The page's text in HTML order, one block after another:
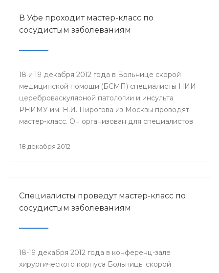
В Уфе проходит мастер-класс по
сосудистым заболеваниям
18 и 19 декабря 2012 года в Больнице скорой
медицинской помощи (БСМП) специалисты НИИ
цереброваскулярной патологии и инсульта
РНИМУ им. Н.И. Пирогова из Москвы проводят
мастер-класс. Он организован для специалистов
сосудистых центров и первичных сосудистых
медицинской помощи населению.
18 декабря 2012
Специалисты проведут мастер-класс по
сосудистым заболеваниям
18-19 декабря 2012 года в конференц-зале
хирургического корпуса Больницы скорой